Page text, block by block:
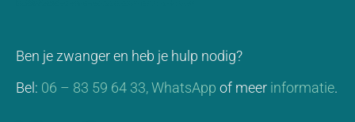
Ben je zwanger en heb je hulp nodig?
Bel: 06 – 83 59 64 33,WhatsApp of meer informatie.